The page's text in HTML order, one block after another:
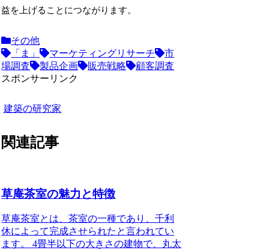
益を上げることにつながります。
その他
「ま」
マーケティングリサーチ
市
場調査
製品企画 販売戦略
顧客調査
スポンサーリンク
建築の研究家
関連記事
草庵茶室の魅力と特徴
草庵茶室とは、茶室の一種であり、千利
休によって完成させられたと言われてい
ます。
4畳半以下の大きさの建物で、丸太